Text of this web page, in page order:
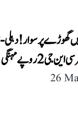
گھوڑے پر سوار!
روپے مہنگی
26